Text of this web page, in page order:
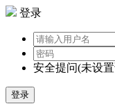
登录
安全提问(未设
登录